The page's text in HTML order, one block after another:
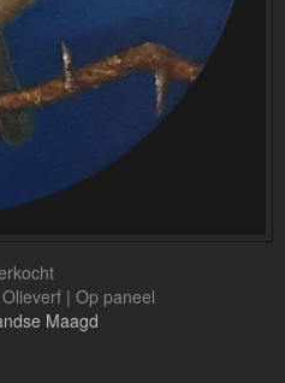
| Op paneel
Maagd